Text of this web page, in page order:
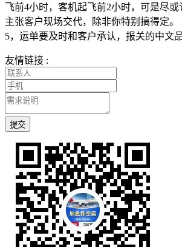
飞前4小时，客机起飞前2小时，可是尽或
主张客户现场交代，除非你特别搞得定。
5，运单要及时和客户承认，报关的中文
友情链接 :
提交